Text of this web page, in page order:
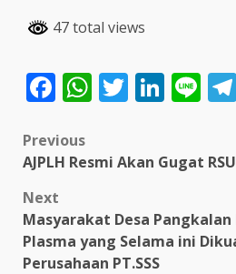
47 total views
Facebook
WhatsApp
Twitter
Post
navigation
Previous
AJPLH Resmi Akan Gugat
Next
Masyarakat Desa
Plasma yang Selama ini
Perusahaan PT.SSS